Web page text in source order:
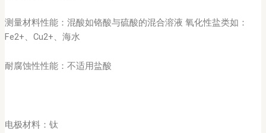
测量材料性能：混酸如铬酸与硫酸的混合溶液 氧化性盐类如：
Fe2+、Cu2+、海水
耐腐蚀性性能：不适用盐酸
电极材料：钛